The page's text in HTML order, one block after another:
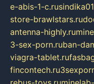
e-abis-1-c.ru
store-brawlstars.ru
antenna-highly.ru
3-sex-porn.ruban-
viagra-tablet.ru
fincontech.ru